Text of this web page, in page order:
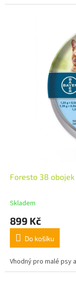
Foresto 38
Skladem
899 Kč
Do košíku
Vhodný pro malé psy